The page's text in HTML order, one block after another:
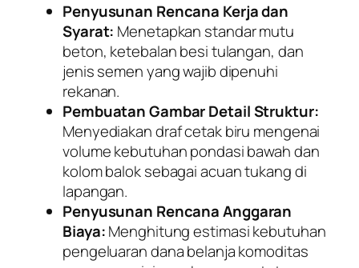
Penyusunan Rencana Kerja dan
Syarat: Menetapkan standar mutu
beton, ketebalan besi tulangan, dan
jenis semen yang wajib dipenuhi
rekanan.
Pembuatan Gambar Detail Struktur:
Menyediakan draf cetak biru mengenai
volume kebutuhan pondasi bawah dan
kolom balok sebagai acuan tukang di
lapangan.
Penyusunan Rencana Anggaran
Biaya:Menghitung estimasi kebutuhan
pengeluaran dana belanja komoditas